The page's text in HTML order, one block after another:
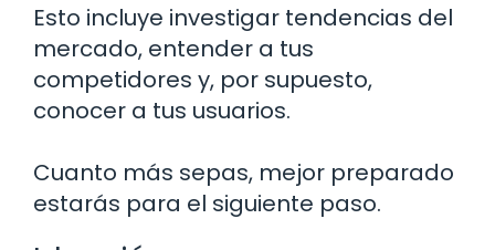
Esto incluye investigar tendencias del
mercado, entender a tus
competidores y, por supuesto,
conocer a tus usuarios.
Cuanto más sepas, mejor preparado
estarás para el siguiente paso.